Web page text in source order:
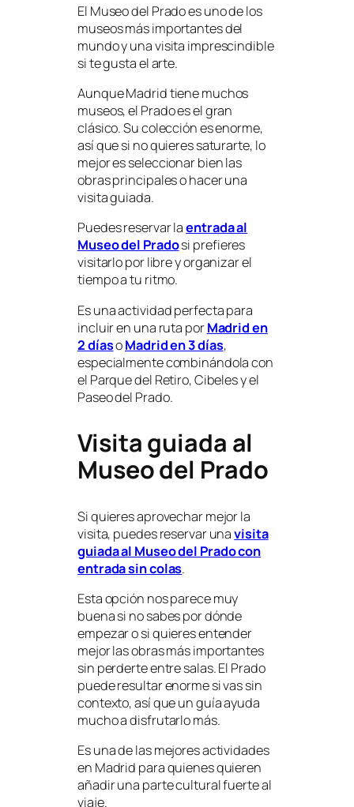
El Museo del Prado es uno de los
museos más importantes del
mundo y una visita imprescindible
si te gusta el arte.
Aunque Madrid tiene muchos
museos, el Prado es el gran
clásico. Su colección es enorme,
así que si no quieres saturarte, lo
mejor es seleccionar bien las
obras principales o hacer una
visita guiada.
Puedes reservar laentrada al
Museo del Pradosi prefieres
visitarlo por libre y organizar el
tiempo a tu ritmo.
Es una actividad perfecta para
incluir en una ruta porMadrid en
2 díasoMadrid en 3 días,
especialmente combinándola con
el Parque del Retiro, Cibeles y el
Paseo del Prado.
Visita guiada al
Museo del Prado
Si quieres aprovechar mejor la
visita, puedes reservar unavisita
guiada al Museo del Prado con
entrada sin colas.
Esta opción nos parece muy
buena si no sabes por dónde
empezar o si quieres entender
mejor las obras más importantes
sin perderte entre salas. El Prado
puede resultar enorme si vas sin
contexto, así que un guía ayuda
mucho a disfrutarlo más.
Es una de las mejores actividades
en Madrid para quienes quieren
añadir una parte cultural fuerte al
viaje.